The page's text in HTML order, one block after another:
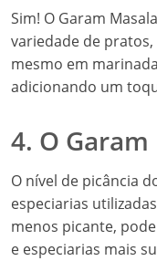
Sim! O Garam
variedade de
mesmo em
adicionando um
4. O
O nível de picância
especiarias
menos picante,
e especiarias mais